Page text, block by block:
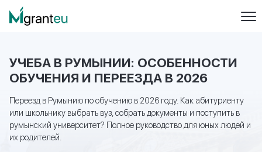
УЧЕБА В РУМЫНИИ: ОСОБЕННОСТИ
ОБУЧЕНИЯ И ПЕРЕЕЗДА В 2026
Переезд в Румынию по обучению в 2026 году. Как абитуриенту
или школьнику выбрать вуз, собрать документы и поступить в
румынский университет? Полное руководство для юных людей и
их родителей.